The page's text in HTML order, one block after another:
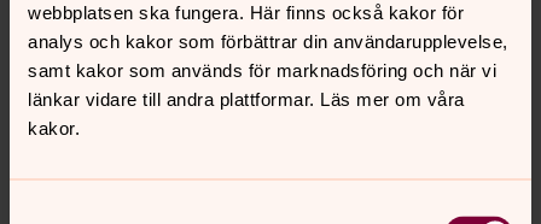
webbplatsen ska fungera. Här finns också kakor för
analys och kakor som förbättrar din användarupplevelse,
samt kakor som används för marknadsföring och när vi
länkar vidare till andra plattformar. Läs mer om våra
kakor.
Rättvisebutiken finns på
Facebook
Följ oss gärna där!